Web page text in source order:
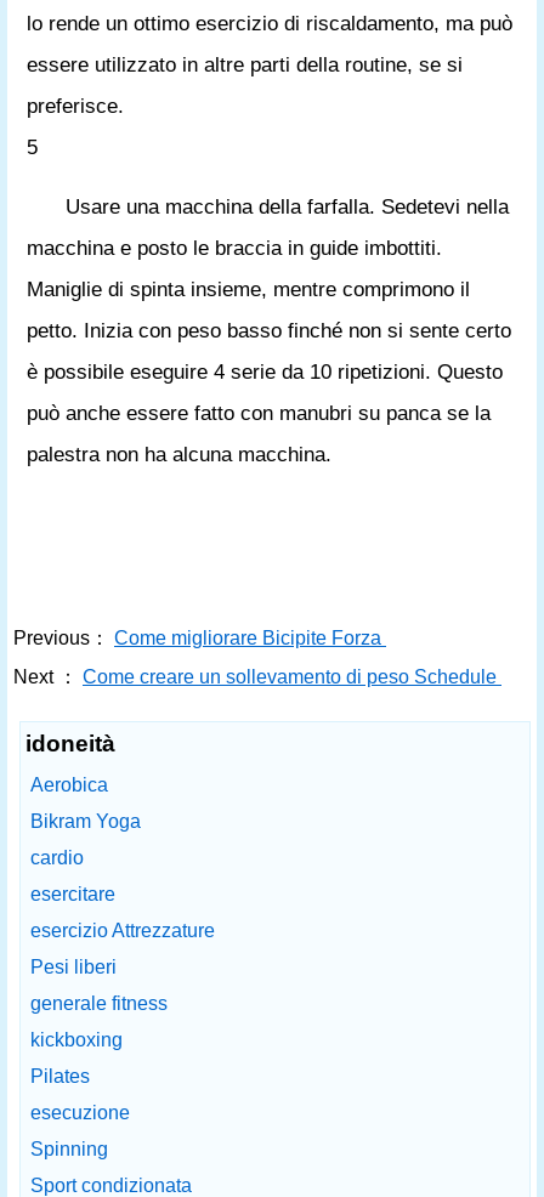
lo rende un ottimo esercizio di riscaldamento, ma può
essere utilizzato in altre parti della routine, se si
preferisce.
5
Usare una macchina della farfalla. Sedetevi nella
macchina e posto le braccia in guide imbottiti.
Maniglie di spinta insieme, mentre comprimono il
petto. Inizia con peso basso finché non si sente certo
è possibile eseguire 4 serie da 10 ripetizioni. Questo
può anche essere fatto con manubri su panca se la
palestra non ha alcuna macchina.
Previous：
Come migliorare Bicipite Forza
Next ：
Come creare un sollevamento di peso Schedule
idoneità
Aerobica
Bikram Yoga
cardio
esercitare
esercizio Attrezzature
Pesi liberi
generale fitness
kickboxing
Pilates
esecuzione
Spinning
Sport condizionata